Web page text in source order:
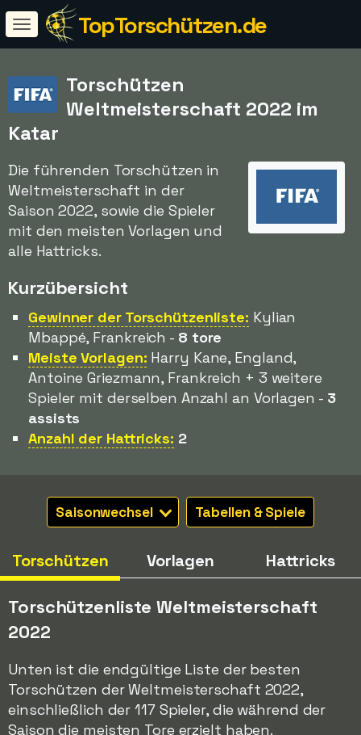
TopTorschützen.de
Torschützen
Weltmeisterschaft 2022 im
Katar
Die führenden Torschützen in
Weltmeisterschaft in der
Saison 2022, sowie die Spieler
mit den meisten Vorlagen und
alle Hattricks.
Kurzübersicht
Gewinner der Torschützenliste: Kylian
Mbappé, Frankreich - 8 tore
Meiste Vorlagen: Harry Kane, England,
Antoine Griezmann, Frankreich + 3 weitere
Spieler mit derselben Anzahl an Vorlagen - 3
assists
Anzahl der Hattricks: 2
Saisonwechsel Tabellen & Spiele
Torschützen Vorlagen Hattricks
Torschützenliste Weltmeisterschaft
2022
Unten ist die endgültige Liste der besten
Torschützen der Weltmeisterschaft 2022,
einschließlich der 117 Spieler, die während der
Saison die meisten Tore erzielt haben.